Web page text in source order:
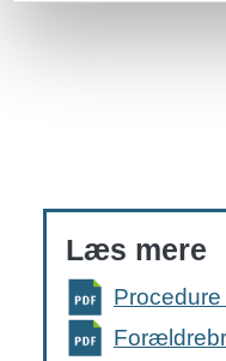
Læs mere